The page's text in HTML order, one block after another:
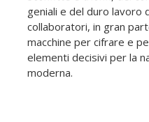
geniali e del duro lavoro
collaboratori, in gran
macchine per cifrare e
elementi decisivi per la
moderna.